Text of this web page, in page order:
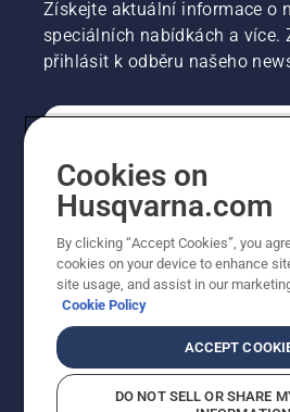
Získejte aktuální informace o
speciálních nabídkách a více.
přihlásit k odběru našeho
PROFESIONÁLNÍ
Cookies on
Husqvarna.com
By clicking “Accept Cookies”, you
cookies on your device to enhance
site usage, and assist in our
Cookie Policy
ACCEPT
DO NOT SELL OR SHARE